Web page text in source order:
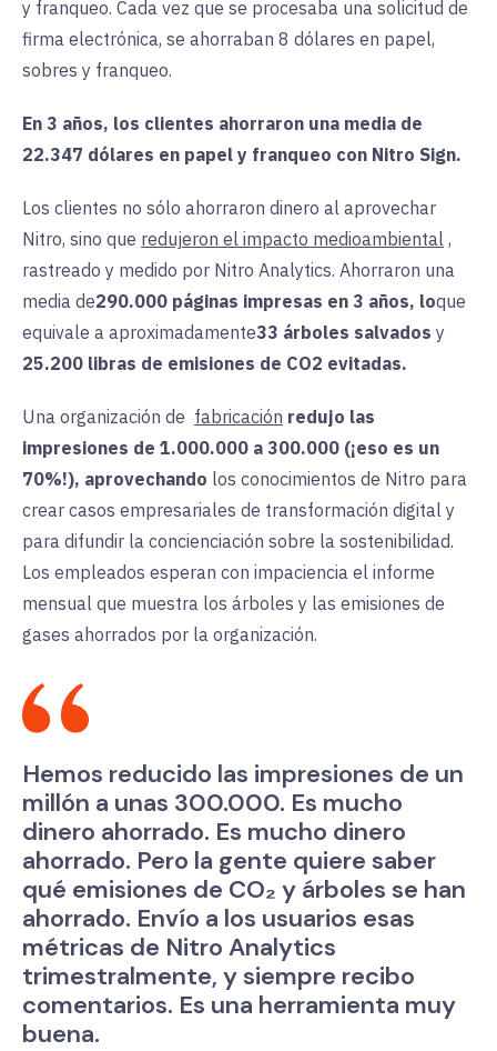
y franqueo. Cada vez que se procesaba una solicitud de
firma electrónica, se ahorraban 8 dólares en papel,
sobres y franqueo.
En 3 años, los clientes ahorraron una media de
22.347 dólares en papel y franqueo con Nitro Sign.
Los clientes no sólo ahorraron dinero al aprovechar
Nitro, sino que redujeron el impacto medioambiental ,
rastreado y medido por Nitro Analytics. Ahorraron una
media de290.000 páginas impresas en 3 años, loque
equivale a aproximadamente33 árboles salvados y
25.200 libras de emisiones de CO2 evitadas.
Una organización de fabricación redujo las
impresiones de 1.000.000 a 300.000 (¡eso es un
70%!), aprovechando los conocimientos de Nitro para
crear casos empresariales de transformación digital y
para difundir la concienciación sobre la sostenibilidad.
Los empleados esperan con impaciencia el informe
mensual que muestra los árboles y las emisiones de
gases ahorrados por la organización.
Hemos reducido las impresiones de un
millón a unas 300.000. Es mucho
dinero ahorrado. Es mucho dinero
ahorrado. Pero la gente quiere saber
qué emisiones de CO₂ y árboles se han
ahorrado. Envío a los usuarios esas
métricas de Nitro Analytics
trimestralmente, y siempre recibo
comentarios. Es una herramienta muy
buena.